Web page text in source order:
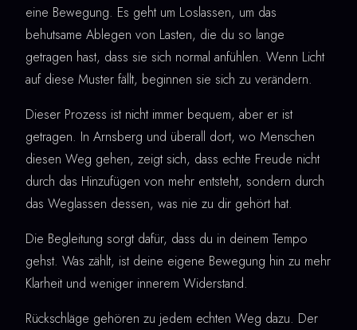
eine Bewegung. Es geht um Loslassen, um das
behutsame Ablegen von Lasten, die du so lange
getragen hast, dass sie sich normal anfühlen. Wenn Licht
auf diese Muster fällt, beginnen sie sich zu verändern.
Dieser Prozess ist nicht immer bequem, aber er ist
getragen. In Arnsberg und überall dort, wo Menschen
diesen Weg gehen, zeigt sich, dass echte Freude nicht
durch das Hinzufügen von mehr entsteht, sondern durch
das Weglassen dessen, was nie zu dir gehört hat.
Die Begleitung sorgt dafür, dass du in deinem Tempo
gehst. Was zählt, ist deine eigene Bewegung hin zu mehr
Klarheit und weniger innerem Widerstand.
Rückschläge gehören zu jedem echten Weg dazu. Der